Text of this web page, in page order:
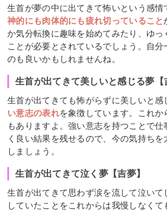
生首が夢の中に出てきて怖いという感情
神的にも肉体的にも疲れ切っていること
か気分転換に趣味を始めてみたり、ゆっ
ことが必要とされているでしょう。自
のも良いかもしれませんね。
生首が出てきて美しいと感じる夢【
生首が出てきても怖がらずに美しいと
い意志の表れを象徴しています。これ
もありますよ。強い意志を持つことで
く良い結果を残せるので、今の気持ち
しましょう。
生首が出てきて泣く夢【吉夢】
生首が出てきて思わず涙を流して泣いて
していたことをこれからは我慢しなく